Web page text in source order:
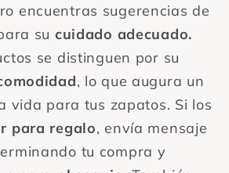
encuentras sugerencias de
su cuidado adecuado.
se distinguen por su
, lo que augura un
vida para tus zapatos. Si los
para regalo, envía mensaje
tu compra y